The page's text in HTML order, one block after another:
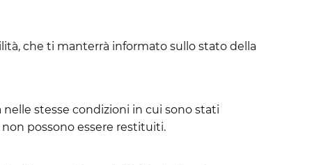
che ti manterrà informato sullo stato della
stesse condizioni in cui sono stati
possono essere restituiti.